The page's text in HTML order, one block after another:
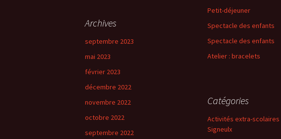
r
e
r
:
Petit-déjeuner
Spectacle des enfants
Spectacle des enfants
Atelier : bracelets
Archives
septembre 2023
mai 2023
février 2023
décembre 2022
novembre 2022
octobre 2022
septembre 2022
Catégories
Activités extra-scolaires
Signeulx